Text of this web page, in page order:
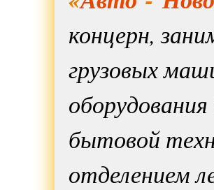
концерн,
грузовых
бытовой
отделением